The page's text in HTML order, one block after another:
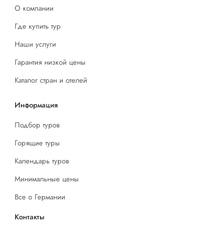
О компании
Где купить тур
Наши услуги
Гарантия низкой цены
Каталог стран и отелей
Информация
Подбор туров
Горящие туры
Календарь туров
Минимальные цены
Все о Германии
Контакты